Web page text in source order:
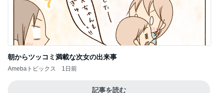
朝からツッコミ満載な次女の出来事
Amebaトピックス 1日前
記事を読む
Amebaトピックス 12時間前